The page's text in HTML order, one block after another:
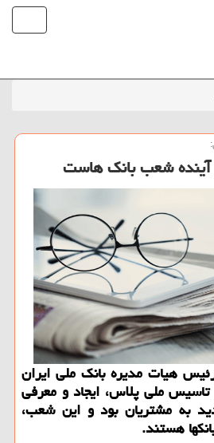
شعب بانک هاست
هیات مدیره بانک ملی ایران
ملی پلاس، ایجاد و معرفی
به مشتریان بود و این شعب،
هستند.